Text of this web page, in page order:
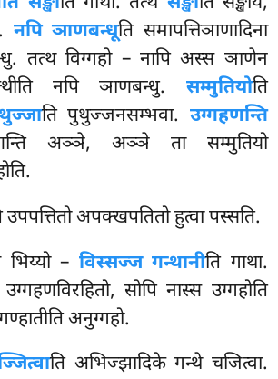
नपि ञाणबन्धूति समापत्तिञाणादिना
तत्थ विग्गहो – नापि अस्स ञाणेन
नपि ञाणबन्धु. सम्मुतियोति
ति पुथुज्जनसम्भवा. उग्गहणन्ति
अञ्ञे, अञ्ञे ता सम्मुतियो
उपपत्तितो अपक्खपतितो हुत्वा पस्सति.
– विस्सज्ज गन्थानीति गाथा.
सोपि नास्स उग्गहोति
अनुग्गहो.
ति अभिज्झादिके गन्थे चजित्वा.